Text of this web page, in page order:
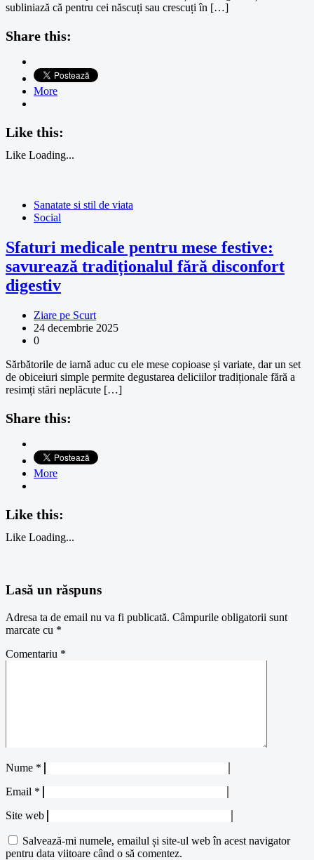
subliniază că pentru cei născuți sau crescuți în […]
Share this:
More
Like this:
Like Loading...
Sanatate si stil de viata
Social
Sfaturi medicale pentru mese festive:
savurează tradiționalul fără disconfort
digestiv
Ziare pe Scurt
24 decembrie 2025
0
Sărbătorile de iarnă aduc cu ele mese copioase și variate, dar un set
de obiceiuri simple permite degustarea deliciilor tradiționale fără a
resimți stări neplăcute […]
Share this:
More
Like this:
Like Loading...
Lasă un răspuns
Adresa ta de email nu va fi publicată. Câmpurile obligatorii sunt
marcate cu *
Comentariu *
Nume *
Email *
Site web
Salvează-mi numele, emailul și site-ul web în acest navigator
pentru data viitoare când o să comentez.